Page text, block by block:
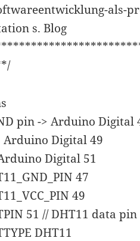
als-
s. Blog
pin -> Arduino Digital
Arduino Digital 49
Digital 51
47
49
51 // DHT11 data pin
DHT11